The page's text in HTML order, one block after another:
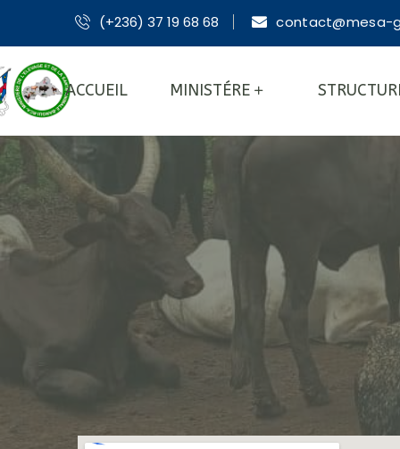
(+236) 37 19 68 68 contact@mesa-
ACCUEIL MINISTÉRE